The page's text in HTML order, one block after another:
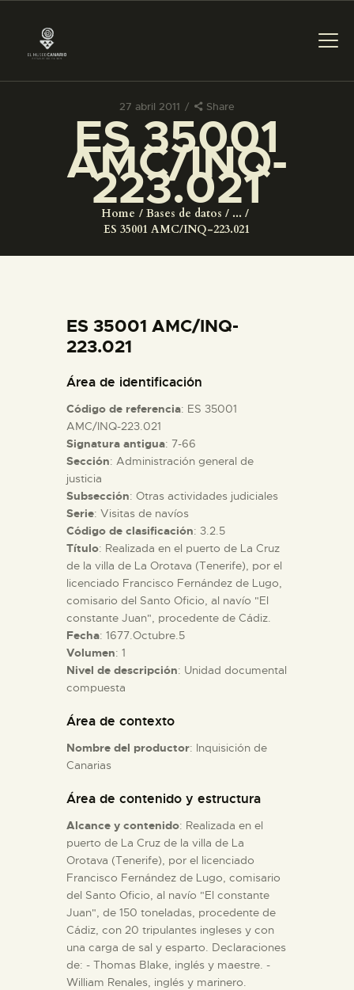
27 abril 2011 Share
ES 35001
AMC/INQ-
223.021
Home Bases de datos
...
ES 35001 AMC/INQ-223.021
PREPARAR LA VISITA
ACTIVIDADES
COLECCIONES
ESPAÑOL
PREPARAR LA VISITA
ACTIVIDADES
█
EL MUSEO
COLECCIONES
ESPAÑOL
ES 35001 AMC/INQ-
223.021
Área de identificación
Código de referencia: ES 35001
AMC/INQ-223.021
Signatura antigua: 7-66
Sección: Administración general de
justicia
Subsección: Otras actividades judiciales
Serie: Visitas de navíos
Código de clasificación: 3.2.5
Título: Realizada en el puerto de La Cruz
de la villa de La Orotava (Tenerife), por el
licenciado Francisco Fernández de Lugo,
comisario del Santo Oficio, al navío "El
constante Juan", procedente de Cádiz.
Fecha: 1677.Octubre.5
Volumen: 1
Nivel de descripción: Unidad documental
compuesta
Área de contexto
Nombre del productor: Inquisición de
Canarias
Área de contenido y estructura
Alcance y contenido: Realizada en el
puerto de La Cruz de la villa de La
Orotava (Tenerife), por el licenciado
Francisco Fernández de Lugo, comisario
del Santo Oficio, al navío "El constante
Juan", de 150 toneladas, procedente de
Cádiz, con 20 tripulantes ingleses y con
una carga de sal y esparto. Declaraciones
de: - Thomas Blake, inglés y maestre. -
William Renales, inglés y marinero.